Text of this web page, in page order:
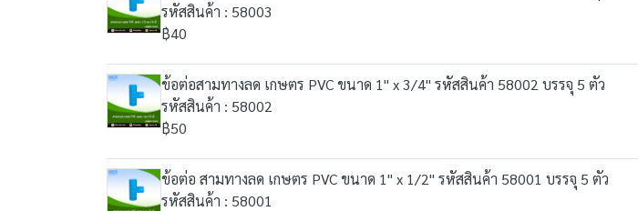
รหัสสินค้า : 58003
฿40
ข้อต่อสามทางลด เกษตร PVC ขนาด 1" x 3/4" รหัสสินค้า 58002 บรรจุ 5 ตัว
รหัสสินค้า : 58002
฿50
ข้อต่อ สามทางลด เกษตร PVC ขนาด 1" x 1/2" รหัสสินค้า 58001 บรรจุ 5 ตัว
รหัสสินค้า : 58001